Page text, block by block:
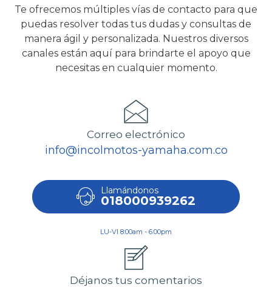
Te ofrecemos múltiples vías de contacto para que
puedas resolver todas tus dudas y consultas de
manera ágil y personalizada. Nuestros diversos
canales están aquí para brindarte el apoyo que
necesitas en cualquier momento.
Correo electrónico
info@incolmotos-yamaha.com.co
Llamándonos
018000939262
LU-VI 8:00am - 6:00pm
Déjanos tus comentarios